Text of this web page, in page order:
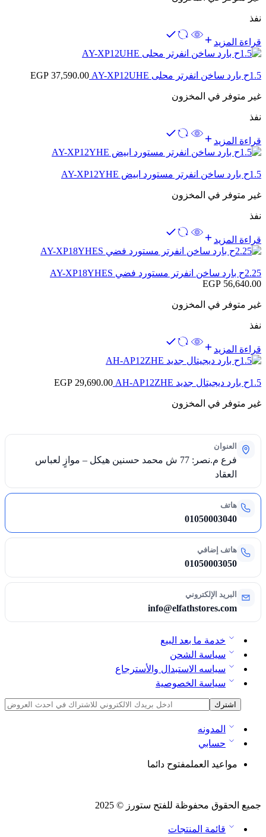
نفذ
قراءة المزيد
1.5ح بارد ساخن انفرتر محلى AY-XP12UHE EGP 37,590.00
غير متوفر في المخزون
نفذ
قراءة المزيد
1.5ح بارد ساخن انفرتر مستورد ابيض AY-XP12YHE
غير متوفر في المخزون
نفذ
قراءة المزيد
2.25ح بارد ساخن انفرتر مستورد فضي AY-XP18YHES
EGP 56,640.00
غير متوفر في المخزون
نفذ
قراءة المزيد
1.5ح بارد ديجيتال جديد AH-AP12ZHE EGP 29,690.00
غير متوفر في المخزون
العنوان
فرع م.نصر: 77 ش محمد حسنين هيكل – موازٍ لعباس
العقاد
هاتف
01050003040
هاتف إضافي
01050003050
البريد الإلكتروني
info@elfathstores.com
خدمة ما بعد البيع
سياسة الشحن
سياسه الاستبدال والأسترجاع
سياسة الخصوصية
المدونه
حسابي
مواعيد العملمفتوح دائما
جميع الحقوق محفوظة للفتح ستورز © 2025
قائمة المنتجات